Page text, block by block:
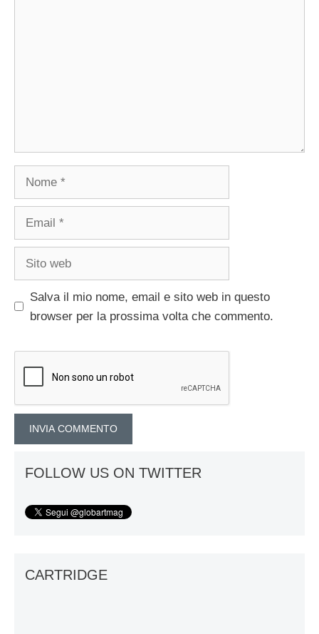
Salva il mio nome, email e sito web in questo
browser per la prossima volta che commento.
FOLLOW US ON TWITTER
CARTRIDGE